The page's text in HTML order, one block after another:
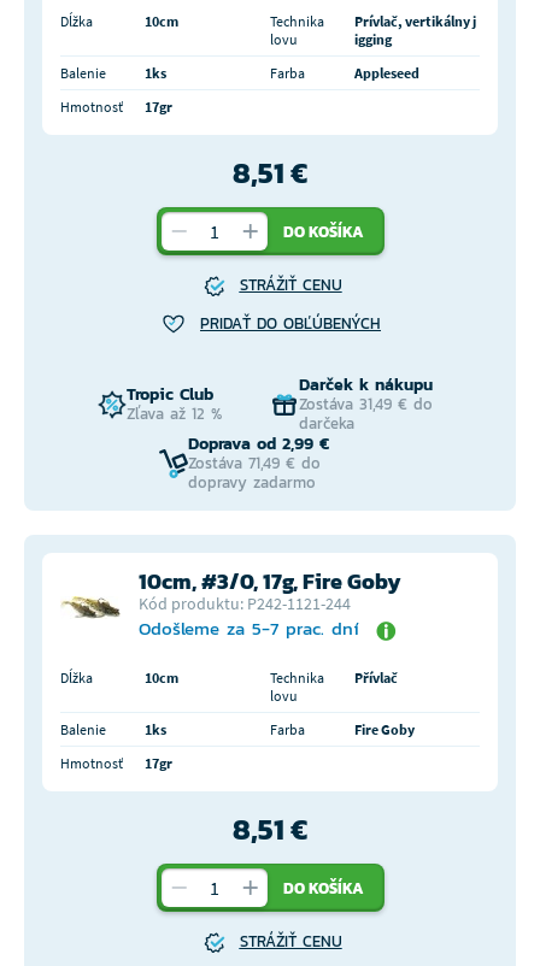
Dĺžka 10cm
Technika
lovu
Prívlač, vertikálny j
igging
Balenie
1ks Farba
Appleseed
Hmotnosť
17gr
8,51 €
DO KOŠÍKA
STRÁŽIŤ CENU
PRIDAŤ DO OBĽÚBENÝCH
Tropic Club
Zľava až 12 %
Darček k nákupu
Zostáva 31,49 € do
darčeka
Doprava od 2,99 €
Zostáva 71,49 € do
dopravy zadarmo
10cm, #3/0, 17g, Fire Goby
Kód produktu: P242-1121-244
Odošleme za 5-7 prac. dní
Dĺžka 10cm
Technika
lovu
Přívlač
Balenie 1ks Farba
Fire Goby
Hmotnosť
17gr
8,51 €
DO KOŠÍKA
STRÁŽIŤ CENU